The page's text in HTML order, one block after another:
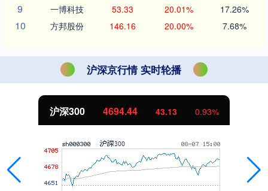
9 一博科技 53.33 20.01% 17.26%
10 方邦股份 146.16 20.00% 7.68%
沪深京行情 实时轮播
沪深300 4694.44 43.13 0.93%